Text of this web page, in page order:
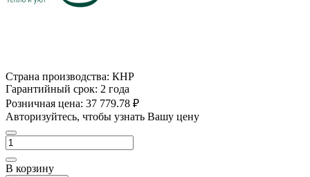
Страна производства: КНР
Гарантийный срок: 2 года
Розничная цена: 37 779.78 ₽
Авторизуйтесь, чтобы узнать Вашу цену
В корзину